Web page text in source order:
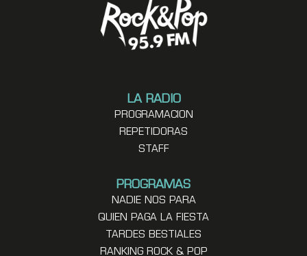
LA RADIO
PROGRAMACION
REPETIDORAS
STAFF
PROGRAMAS
NADIE NOS PARA
QUIEN PAGA LA FIESTA
TARDES BESTIALES
RANKING ROCK & POP